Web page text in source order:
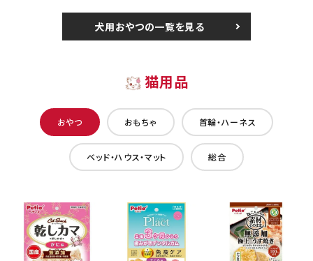
犬用おやつの一覧を見る
猫用品
おやつ おもちゃ 首輪・ハーネス
ベッド・ハウス・マット 総合